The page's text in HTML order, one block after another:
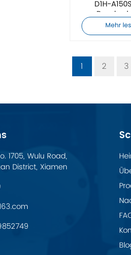
D1H-
Mehr
1 2 3
1705, Wulu Road,
District, Xiamen